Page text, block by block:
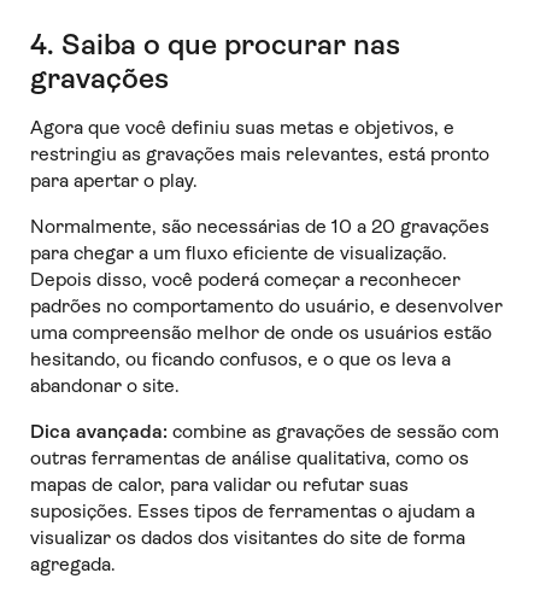
4. Saiba o que procurar nas
gravações
Agora que você definiu suas metas e objetivos, e
restringiu as gravações mais relevantes, está pronto
para apertar o play.
Normalmente, são necessárias de 10 a 20 gravações
para chegar a um fluxo eficiente de visualização.
Depois disso, você poderá começar a reconhecer
padrões no comportamento do usuário, e desenvolver
uma compreensão melhor de onde os usuários estão
hesitando, ou ficando confusos, e o que os leva a
abandonar o site.
Dica avançada: combine as gravações de sessão com
outras ferramentas de análise qualitativa, como os
mapas de calor, para validar ou refutar suas
suposições. Esses tipos de ferramentas o ajudam a
visualizar os dados dos visitantes do site de forma
agregada.